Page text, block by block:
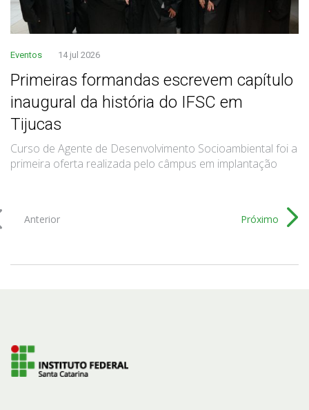
Eventos 14 jul 2026
Primeiras formandas escrevem capítulo
inaugural da história do IFSC em
Tijucas
Curso de Agente de Desenvolvimento Socioambiental foi a
primeira oferta realizada pelo câmpus em implantação
Anterior Próximo